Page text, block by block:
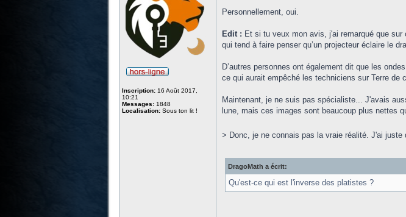
Inscription:16 Août 2017,
10:21
Messages:1848
Localisation:Sous ton lit !
Personnellement, oui.
Edit : Et si tu veux mon avis, j'ai remarqué que
qui tend à faire penser qu’un projecteur éclaire le
D’autres personnes ont également dit que les
ce qui aurait empêché les techniciens sur Terre de
Maintenant, je ne suis pas spécialiste... J'avais
lune, mais ces images sont beaucoup plus nettes
> Donc, je ne connais pas la vraie réalité. J'ai juste
DragoMath a écrit:
Qu'est-ce qui est l'inverse des platistes ?